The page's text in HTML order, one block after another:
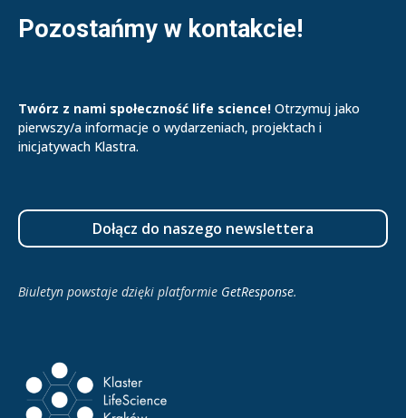
Pozostańmy w kontakcie!
Twórz z nami społeczność life science! Otrzymuj jako
pierwszy/a informacje o wydarzeniach, projektach i
inicjatywach Klastra.
Dołącz do naszego newslettera
Biuletyn powstaje dzięki platformie GetResponse.